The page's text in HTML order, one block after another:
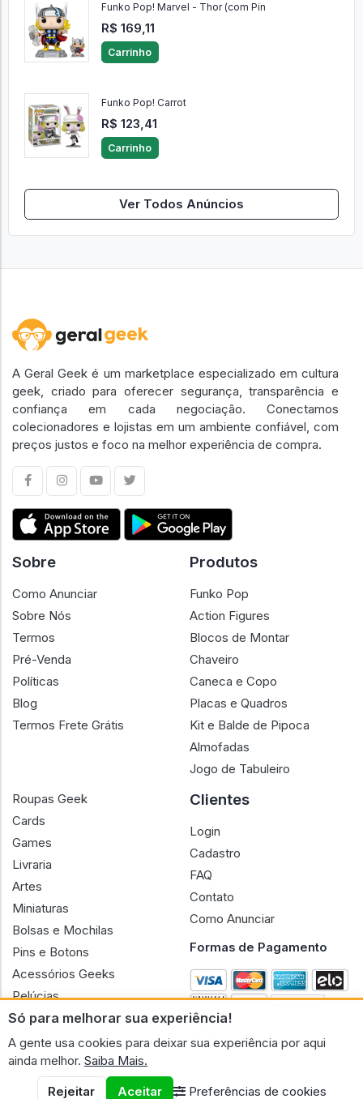
Funko Pop! Marvel - Thor (com Pin
R$ 169,11
Carrinho
Funko Pop! Carrot
R$ 123,41
Carrinho
Ver Todos Anúncios
Só para melhorar sua experiência!
A gente usa cookies para deixar sua experiência por aqui
ainda melhor. Saiba Mais.
Rejeitar
Aceitar Preferências de cookies
A Geral Geek é um marketplace especializado em cultura
geek, criado para oferecer segurança, transparência e
confiança em cada negociação. Conectamos
colecionadores e lojistas em um ambiente confiável, com
preços justos e foco na melhor experiência de compra.
Sobre
Como Anunciar
Sobre Nós
Termos
Pré-Venda
Políticas
Blog
Termos Frete Grátis
Produtos
Funko Pop
Action Figures
Blocos de Montar
Chaveiro
Caneca e Copo
Placas e Quadros
Kit e Balde de Pipoca
Almofadas
Jogo de Tabuleiro
Roupas Geek
Cards
Games
Livraria
Artes
Miniaturas
Bolsas e Mochilas
Pins e Botons
Acessórios Geeks
Pelúcias
Bonecas
Clientes
Login
Cadastro
FAQ
Contato
Como Anunciar
Formas de Pagamento